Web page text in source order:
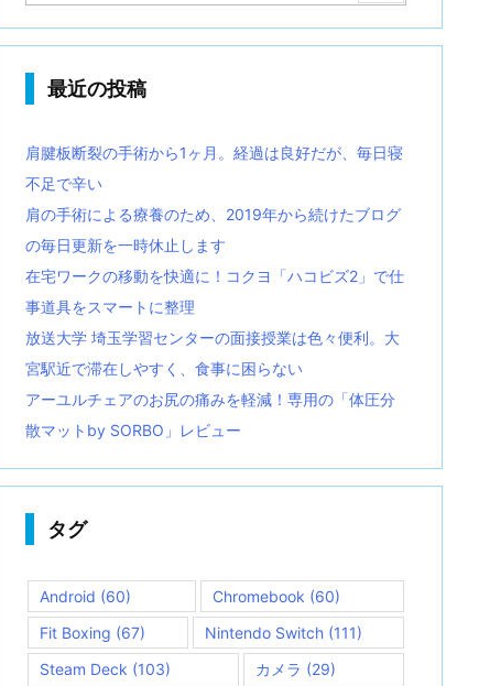
最近の投稿
肩腱板断裂の手術から1ヶ月。経過は良好だが、毎日寝
不足で辛い
肩の手術による療養のため、2019年から続けたブログ
の毎日更新を一時休止します
在宅ワークの移動を快適に！コクヨ「ハコビズ2」で仕
事道具をスマートに整理
放送大学 埼玉学習センターの面接授業は色々便利。大
宮駅近で滞在しやすく、食事に困らない
アーユルチェアのお尻の痛みを軽減！専用の「体圧分
散マットby SORBO」レビュー
タグ
Android (60) Chromebook (60)
Fit Boxing (67) Nintendo Switch(111)
Steam Deck (103) カメラ (29)